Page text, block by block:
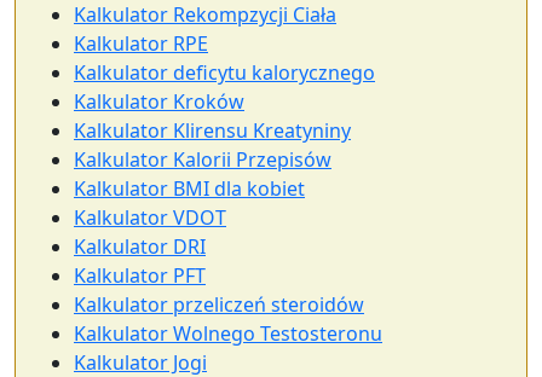
Kalkulator Rekompzycji Ciała
Kalkulator RPE
Kalkulator deficytu kalorycznego
Kalkulator Kroków
Kalkulator Klirensu Kreatyniny
Kalkulator Kalorii Przepisów
Kalkulator BMI dla kobiet
Kalkulator VDOT
Kalkulator DRI
Kalkulator PFT
Kalkulator przeliczeń steroidów
Kalkulator Wolnego Testosteronu
Kalkulator Jogi